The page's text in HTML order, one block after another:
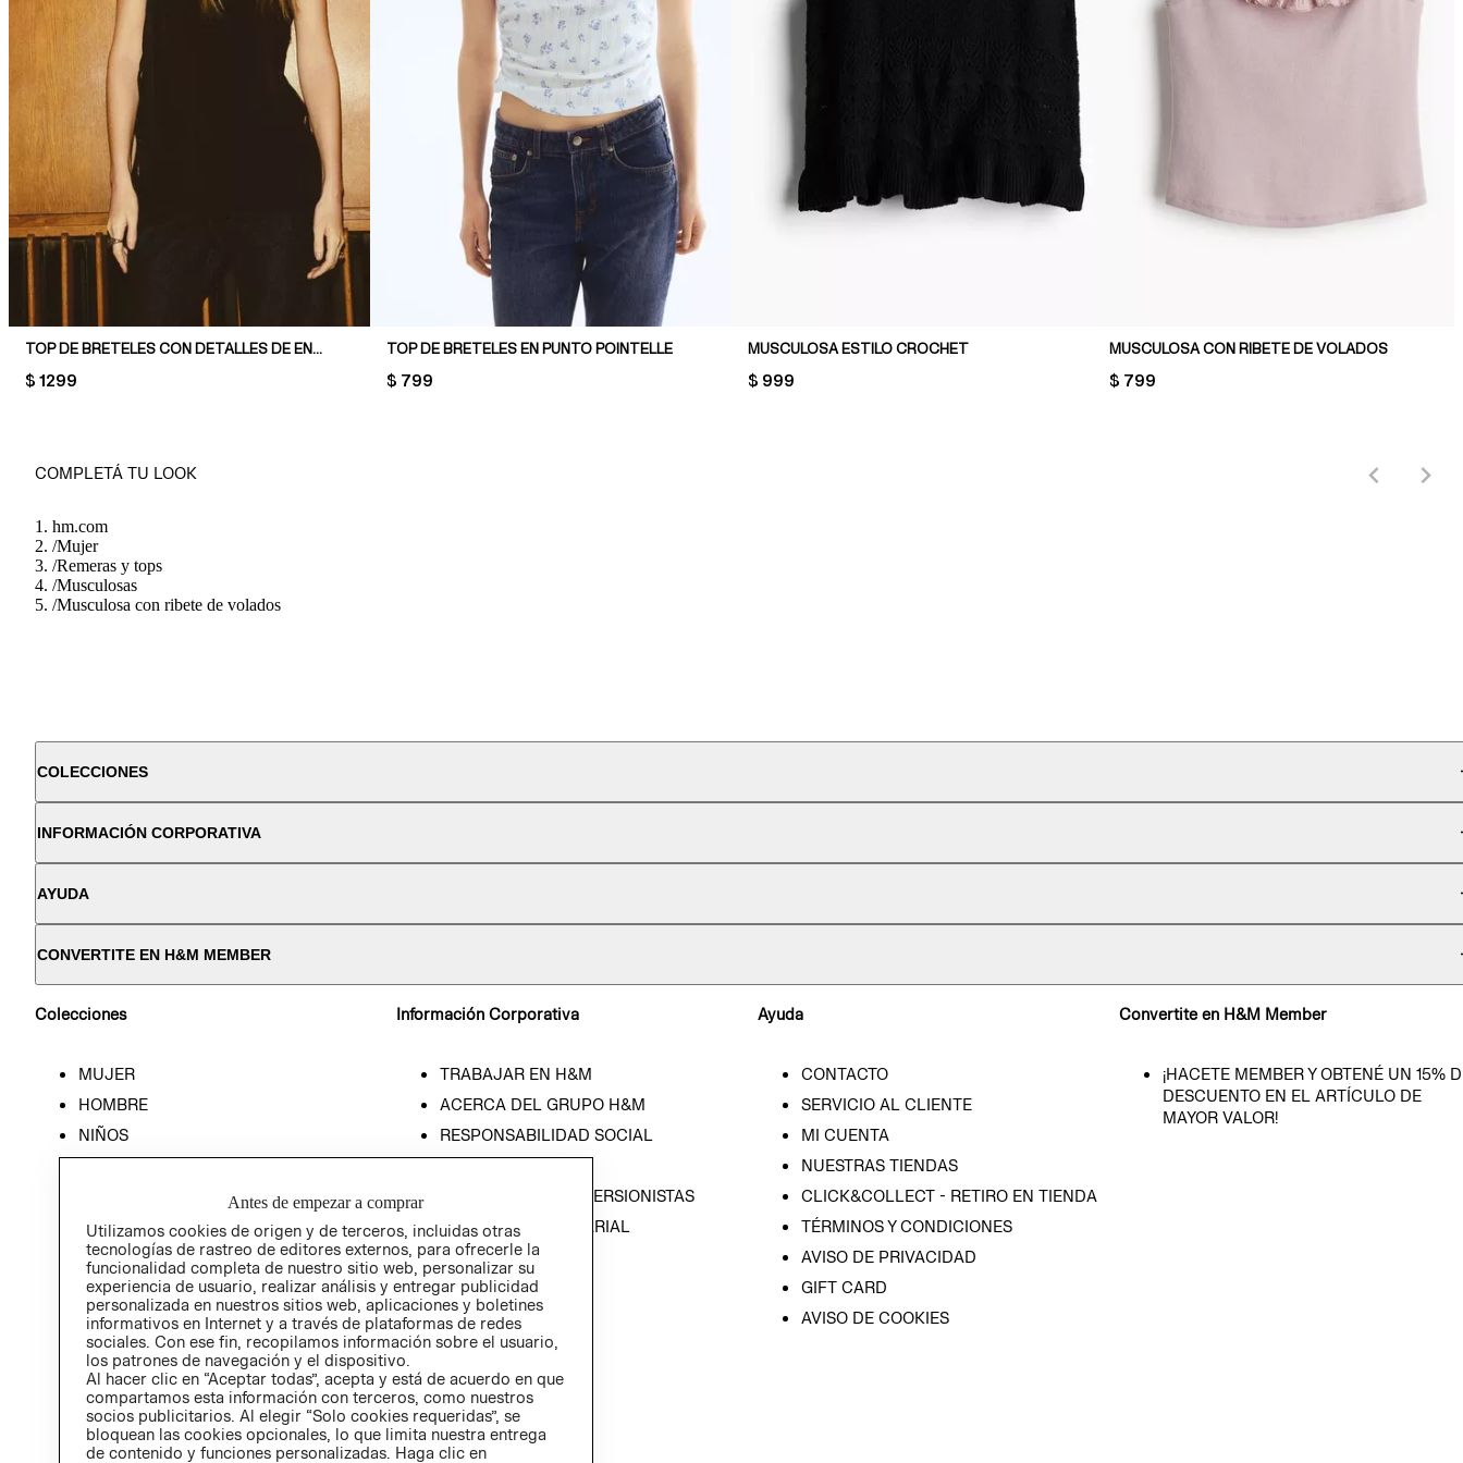
TOP DE BRETELES CON DETALLES DE ENCAJE
PRICE:
$ 1299
TOP DE BRETELES EN PUNTO POINTELLE
PRICE:
$ 799
MUSCULOSA ESTILO CROCHET
PRICE:
$ 999
MUSCULOSA CON RIBETE DE VOLADOS
PRICE:
$ 799
COMPLETÁ TU LOOK
hm.com
/Mujer
/Remeras y tops
/Musculosas
/Musculosa con ribete de volados
COLECCIONES
INFORMACIÓN CORPORATIVA
AYUDA
CONVERTITE EN H&M MEMBER
Colecciones
MUJER
HOMBRE
NIÑOS
Información Corporativa
TRABAJAR EN H&M
ACERCA DEL GRUPO H&M
RESPONSABILIDAD SOCIAL
RELACIÓN CON INVERSIONISTAS
POLÍTICA EMPRESARIAL
Ayuda
CONTACTO
SERVICIO AL CLIENTE
MI CUENTA
NUESTRAS TIENDAS
CLICK&COLLECT - RETIRO EN TIENDA
TÉRMINOS Y CONDICIONES
AVISO DE PRIVACIDAD
GIFT CARD
AVISO DE COOKIES
Convertite en H&M Member
¡HACETE MEMBER Y OBTENÉ UN 15%
DESCUENTO EN EL ARTÍCULO DE
MAYOR VALOR!
Antes de empezar a comprar
Utilizamos cookies de origen y de terceros, incluidas otras
tecnologías de rastreo de editores externos, para ofrecerle la
funcionalidad completa de nuestro sitio web, personalizar su
experiencia de usuario, realizar análisis y entregar publicidad
personalizada en nuestros sitios web, aplicaciones y boletines
informativos en Internet y a través de plataformas de redes
sociales. Con ese fin, recopilamos información sobre el usuario,
los patrones de navegación y el dispositivo.
Al hacer clic en “Aceptar todas”, acepta y está de acuerdo en que
compartamos esta información con terceros, como nuestros
socios publicitarios. Al elegir “Solo cookies requeridas”, se
bloquean las cookies opcionales, lo que limita nuestra entrega
de contenido y funciones personalizadas. Haga clic en